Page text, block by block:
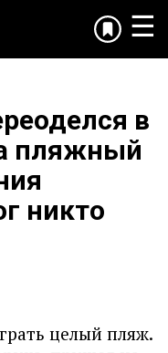
☰
в
пляжный
никто
целый пляж.